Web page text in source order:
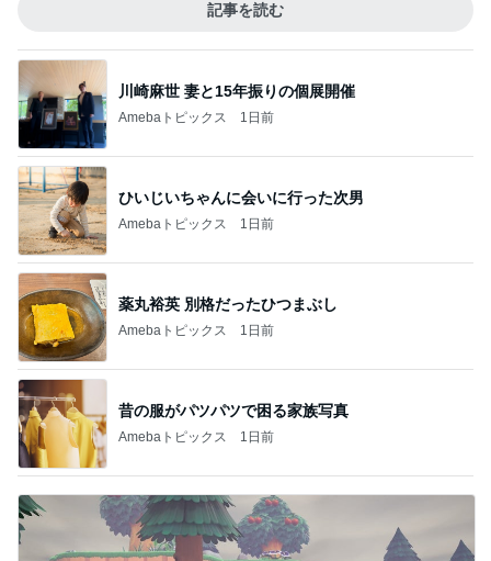
記事を読む
川崎麻世 妻と15年振りの個展開催
Amebaトピックス 1日前
ひいじいちゃんに会いに行った次男
Amebaトピックス 1日前
薬丸裕英 別格だったひつまぶし
Amebaトピックス 1日前
昔の服がパツパツで困る家族写真
Amebaトピックス 1日前